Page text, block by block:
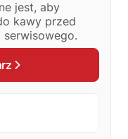
jest, aby
kawy przed
naprawa, części
☕Ekspres nie działa